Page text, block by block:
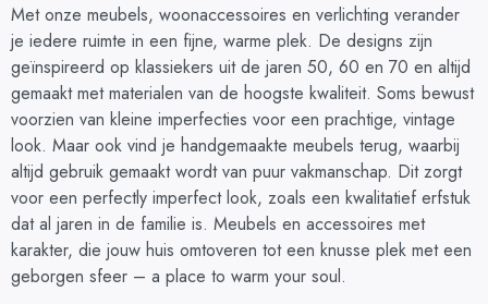
Met onze meubels, woonaccessoires en verlichting verander
je iedere ruimte in een fijne, warme plek. De designs zijn
geïnspireerd op klassiekers uit de jaren 50, 60 en 70 en altijd
gemaakt met materialen van de hoogste kwaliteit. Soms bewust
voorzien van kleine imperfecties voor een prachtige, vintage
look. Maar ook vind je handgemaakte meubels terug, waarbij
altijd gebruik gemaakt wordt van puur vakmanschap. Dit zorgt
voor een perfectly imperfect look, zoals een kwalitatief erfstuk
dat al jaren in de familie is. Meubels en accessoires met
karakter, die jouw huis omtoveren tot een knusse plek met een
geborgen sfeer – a place to warm your soul.